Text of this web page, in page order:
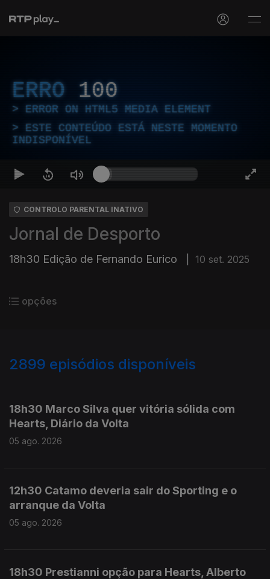
ERRO 100
ERROR ON HTML5 MEDIA ELEMENT
ESTE CONTEÚDO ESTÁ NESTE MOMENTO
INDISPONÍVEL
CONTROLO PARENTAL INATIVO
Jornal de Desporto
18h30 Edição de Fernando Eurico 10 set. 2025
opções
2899 episódios disponíveis
18h30 Marco Silva quer vitória sólida com
Hearts, Diário da Volta
05 ago. 2026
12h30 Catamo deveria sair do Sporting e o
arranque da Volta
05 ago. 2026
18h30 Prestianni opção para Hearts, Alberto